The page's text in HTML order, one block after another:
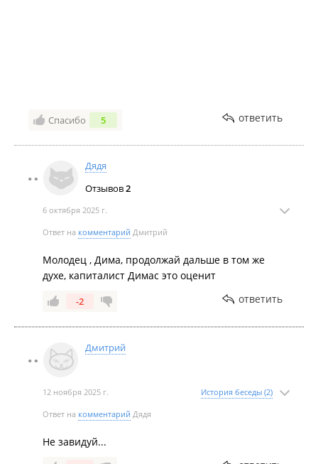
Спасибо 5 ответить
Дядя
Отзывов2
6 октября 2025 г.
Ответ на комментарий Дмитрий
Молодец , Дима, продолжай дальше в том же
духе, капиталист Димас это оценит
-2 ответить
Дмитрий
12 ноября 2025 г. История беседы (2)
Ответ на комментарий Дядя
Не завидуй...